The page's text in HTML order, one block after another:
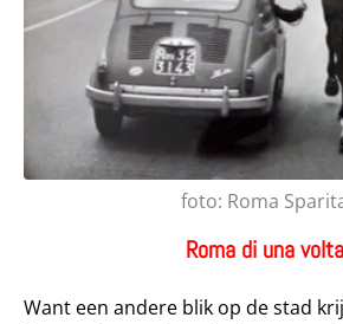
foto: Roma
Roma di una volta
Want een andere blik op de stad